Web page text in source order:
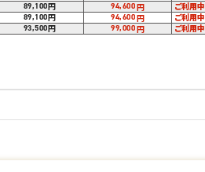
89,100円 94,600円 ご利用中
89,100円 94,600円 ご利用中
93,500円 99,000円 ご利用中